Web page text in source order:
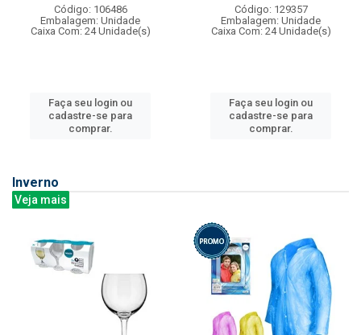
Código: 106486
Embalagem: Unidade
Caixa Com: 24 Unidade(s)
Faça seu login ou
cadastre-se para
comprar.
Código: 129357
Embalagem: Unidade
Caixa Com: 24 Unidade(s)
Faça seu login ou
cadastre-se para
comprar.
Inverno
Veja mais